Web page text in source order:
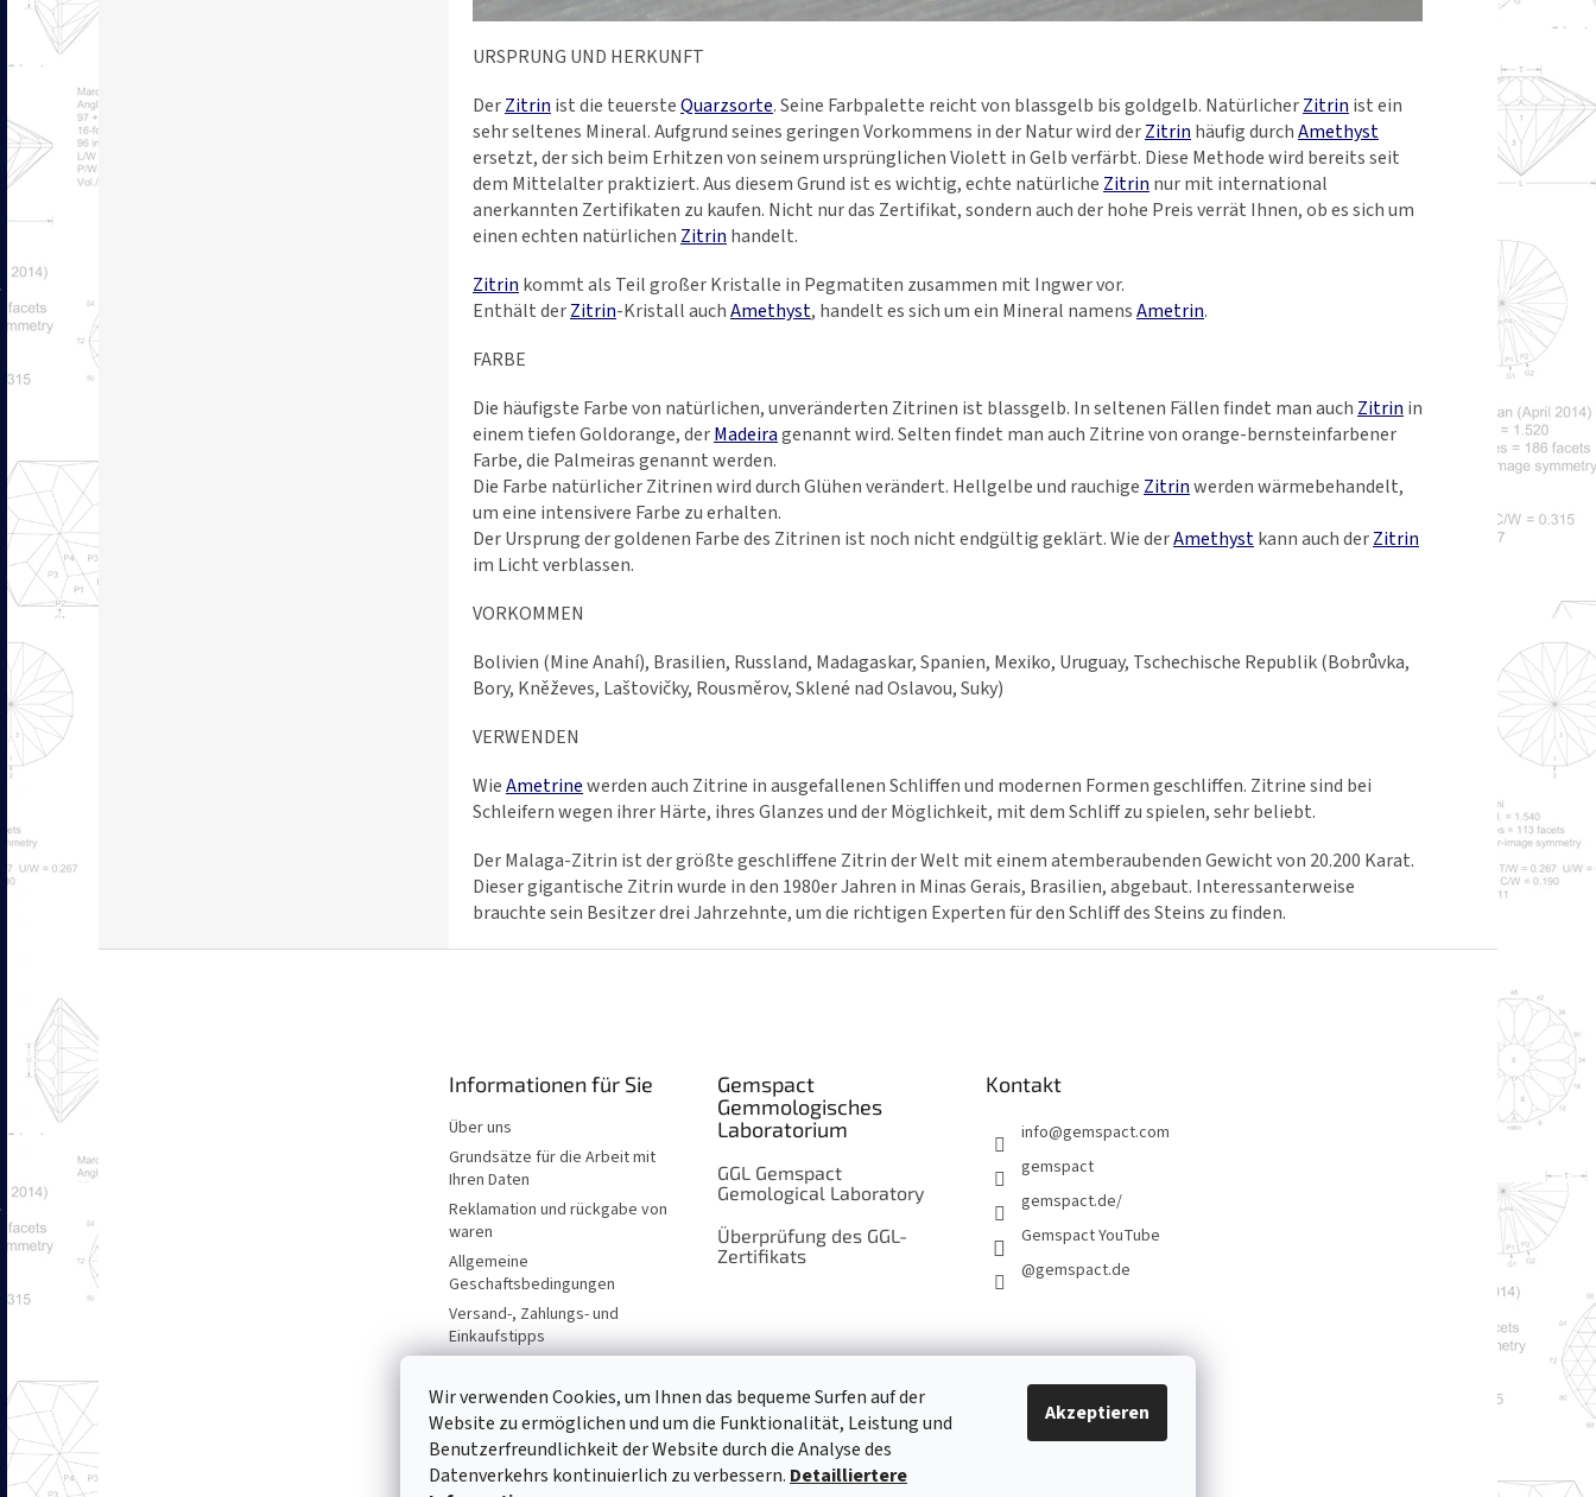
Wir verwenden Cookies, um Ihnen das bequeme Surfen auf der
Website zu ermöglichen und um die Funktionalität, Leistung und
Benutzerfreundlichkeit der Website durch die Analyse des
Datenverkehrs kontinuierlich zu verbessern. Detailliertere
Akzeptieren
URSPRUNG UND HERKUNFT
DerZitrin ist die teuersteQuarzsorte. Seine Farbpalette reicht von blassgelb bis goldgelb. NatürlicherZitrin ist ein
sehr seltenes Mineral. Aufgrund seines geringen Vorkommens in der Natur wird derZitrin häufig durchAmethyst
ersetzt, der sich beim Erhitzen von seinem ursprünglichen Violett in Gelb verfärbt. Diese Methode wird bereits seit
dem Mittelalter praktiziert. Aus diesem Grund ist es wichtig, echte natürliche Zitrin nur mit international
anerkannten Zertifikaten zu kaufen. Nicht nur das Zertifikat, sondern auch der hohe Preis verrät Ihnen, ob es sich um
einen echten natürlichen Zitrin handelt.
Zitrin kommt als Teil großer Kristalle in Pegmatiten zusammen mit Ingwer vor.
Enthält derZitrin-Kristall auchAmethyst, handelt es sich um ein Mineral namensAmetrin.
FARBE
Die häufigste Farbe von natürlichen, unveränderten Zitrinen ist blassgelb. In seltenen Fällen findet man auch Zitrin in
einem tiefen Goldorange, derMadeiragenannt wird. Selten findet man auch Zitrine von orange-bernsteinfarbener
Farbe, die Palmeiras genannt werden.
Die Farbe natürlicher Zitrinen wird durch Glühen verändert. Hellgelbe und rauchige Zitrinwerden wärmebehandelt,
um eine intensivere Farbe zu erhalten.
Der Ursprung der goldenen Farbe des Zitrinen ist noch nicht endgültig geklärt. Wie derAmethystkann auch derZitrin
im Licht verblassen.
VORKOMMEN
Bolivien (Mine Anahí), Brasilien, Russland, Madagaskar, Spanien, Mexiko, Uruguay, Tschechische Republik (Bobrůvka,
Bory, Kněževes, Laštovičky, Rousměrov, Sklené nad Oslavou, Suky)
VERWENDEN
WieAmetrinewerden auch Zitrine in ausgefallenen Schliffen und modernen Formen geschliffen. Zitrine sind bei
Schleifern wegen ihrer Härte, ihres Glanzes und der Möglichkeit, mit dem Schliff zu spielen, sehr beliebt.
Der Malaga-Zitrin ist der größte geschliffene Zitrin der Welt mit einem atemberaubenden Gewicht von 20.200 Karat.
Dieser gigantische Zitrin wurde in den 1980er Jahren in Minas Gerais, Brasilien, abgebaut. Interessanterweise
brauchte sein Besitzer drei Jahrzehnte, um die richtigen Experten für den Schliff des Steins zu finden.
e
Informationen für Sie
Über uns
Grundsätze für die Arbeit mit
Ihren Daten
Reklamation und rückgabe von
waren
Allgemeine
Geschaftsbedingungen
Versand-, Zahlungs- und
Einkaufstipps
Gemspact
Gemmologisches
Laboratorium
GGL Gemspact
Gemological Laboratory
Überprüfung des GGL-
Zertifikats
Kontakt
info@gemspact.com
gemspact
gemspact.de/
Gemspact YouTube
@gemspact.de
KONTAKTFORMULAR